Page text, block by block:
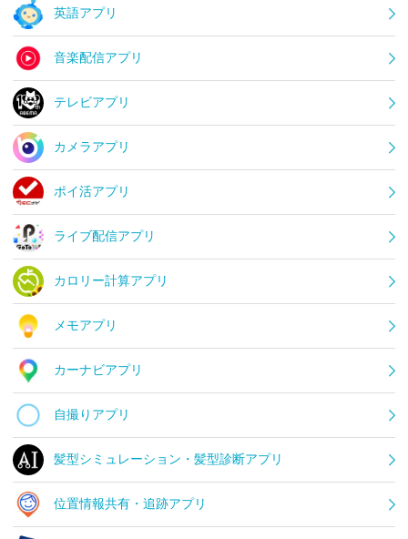
英語アプリ
音楽配信アプリ
テレビアプリ
カメラアプリ
ポイ活アプリ
ライブ配信アプリ
カロリー計算アプリ
メモアプリ
カーナビアプリ
自撮りアプリ
髪型シミュレーション・髪型診断アプリ
位置情報共有・追跡アプリ